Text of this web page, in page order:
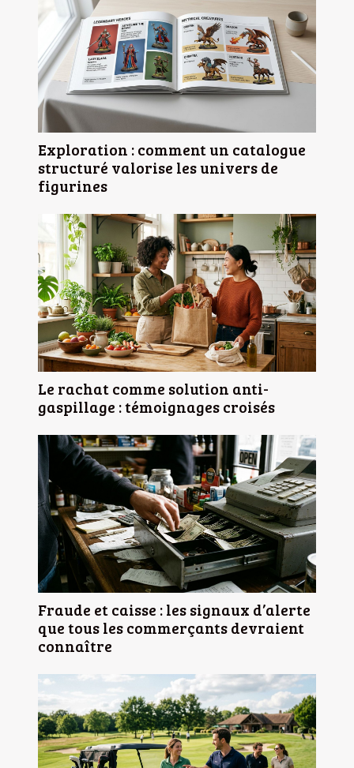
Exploration : comment un catalogue
structuré valorise les univers de
figurines
Le rachat comme solution anti-
gaspillage : témoignages croisés
Fraude et caisse : les signaux d’alerte
que tous les commerçants devraient
connaître